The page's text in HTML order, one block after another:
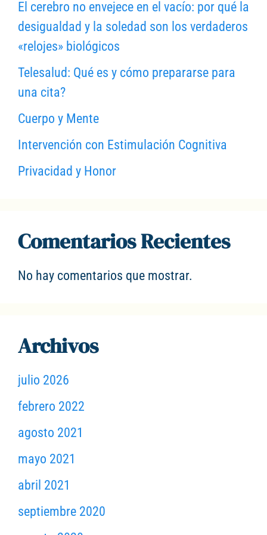
El cerebro no envejece en el vacío: por qué la
desigualdad y la soledad son los verdaderos
«relojes» biológicos
Telesalud: Qué es y cómo prepararse para
una cita?
Cuerpo y Mente
Intervención con Estimulación Cognitiva
Privacidad y Honor
Comentarios Recientes
No hay comentarios que mostrar.
Archivos
julio 2026
febrero 2022
agosto 2021
mayo 2021
abril 2021
septiembre 2020